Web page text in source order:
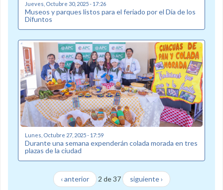
Jueves, Octubre 30, 2025 - 17:26
Museos y parques listos para el feriado por el Día de los
Difuntos
Lunes, Octubre 27, 2025 - 17:59
Durante una semana expenderán colada morada en tres
plazas de la ciudad
‹ anterior 2 de 37 siguiente ›